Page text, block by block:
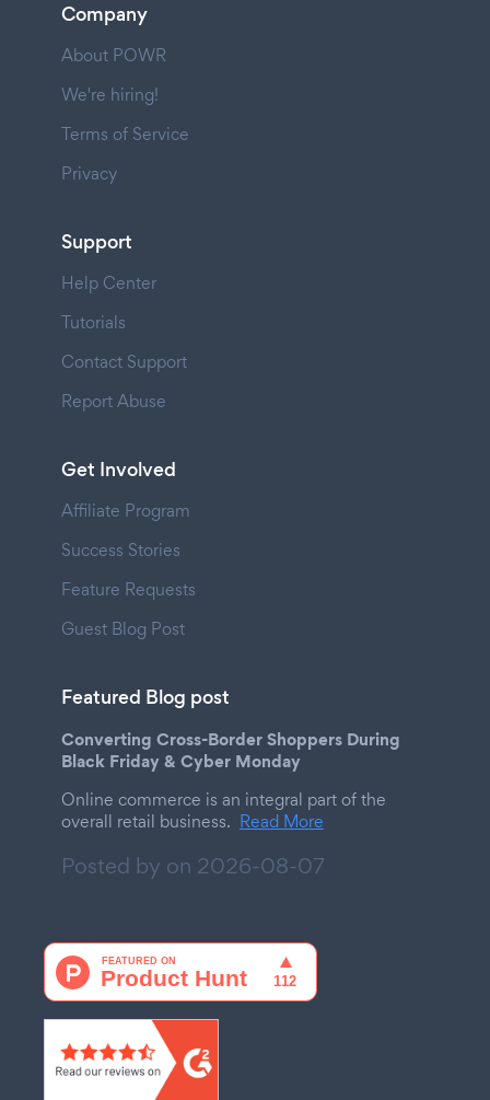
Company
About POWR
We're hiring!
Terms of Service
Privacy
Support
Help Center
Tutorials
Contact Support
Report Abuse
Get Involved
Affiliate Program
Success Stories
Feature Requests
Guest Blog Post
Featured Blog post
Converting Cross-Border Shoppers During
Black Friday & Cyber Monday
Online commerce is an integral part of the
overall retail business. Read More
Posted by on 2026-08-07